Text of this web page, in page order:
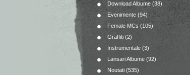
Download Albume (38)
Evenimente (94)
Female MCs (105)
Graffiti (2)
Instrumentale (3)
Lansari Albume (92)
Noutati (535)